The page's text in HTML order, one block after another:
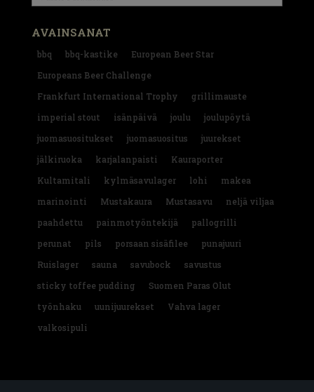
AVAINSANAT
bbq bbq-kastike
European Beer Star
Europeans Beer Challenge
Frankfurt International Trophy
grillimauste
imperial stout
isänpäivä joulu
joulupöytä
juomasuositukset
juomasuositus
juurekset
jälkiruoka
karjalanpaisti
Kauraporter
Kultamitali
kylmäsavulager lohi
makea
marinointi
Mustakaura Mustasavu
neljä viljaa
paahdettu
painmotyöntekijä
pallogrilli
perunat
pils porsaan sisäfilee
punajuuri
Ruislager
sauna savubock
savustus
sticky toffee pudding
Suomen Paras Olut
työnhaku
uunijuurekset
Vahva lager
valkosipuli